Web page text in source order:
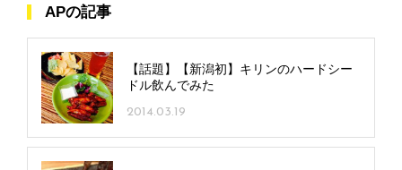
APの記事
【話題】【新潟初】キリンのハードシー
ドル飲んでみた
2014.03.19